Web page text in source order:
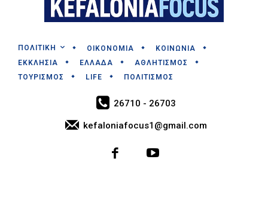
ΠΟΛΙΤΙΚΗ ΟΙΚΟΝΟΜΙΑ
ΚΟΙΝΩΝΙΑ
ΕΚΚΛΗΣΙΑ
ΕΛΛΑΔΑ
ΑΘΛΗΤΙΣΜΟΣ
ΤΟΥΡΙΣΜΟΣ
LIFE ΠΟΛΙΤΙΣΜΟΣ
26710 - 26703
kefaloniafocus1@gmail.com